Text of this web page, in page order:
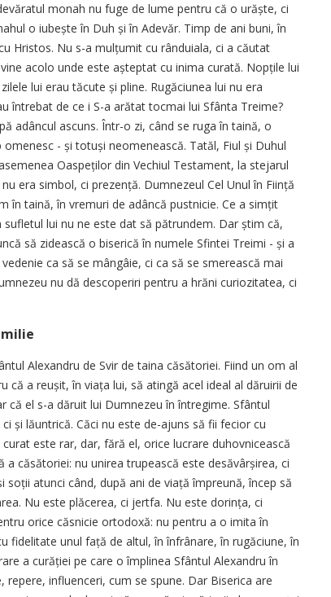
monah nu fuge de lume pentru că o urăște, ci
o iubește în Duh și în Adevăr. Timp de ani buni, în
Hristos. Nu s-a mulțumit cu rânduiala, ci a căutat
acolo unde este așteptat cu inima curată. Nopțile lui
lui erau tăcute și pline. Rugăciunea lui nu era
întrebat de ce i S-a arătat tocmai lui Sfânta Treime?
adâncul ascuns. Într-o zi, când se ruga în taină, o
- și totuși neomenească. Tatăl, Fiul și Duhul
Oaspeților din Vechiul Testament, la stejarul
era simbol, ci prezență. Dumnezeul Cel Unul în Ființă
în taină, în vremuri de adâncă pustnicie. Ce a simțit
lui nu ne este dat să pătrundem. Dar știm că,
să zidească o biserică în numele Sfintei Treimi - și a
ca să se mângâie, ci ca să se smerească mai
nu dă descoperiri pentru a hrăni curiozitatea, ci
Alexandru de Svir de taina căsătoriei. Fiind un om al
a reușit, în viața lui, să atingă acel ideal al dăruirii de
că el s-a dăruit lui Dumnezeu în întregime. Sfântul
și lăuntrică. Căci nu este de-ajuns să fii ­fecior cu
este rar, dar, fără el, orice lucrare duhovnicească
căsătoriei: nu unirea trupească este desăvârșirea, ci
atunci când, după ani de viață împreună, încep să
Nu este plăcerea, ci jertfa. Nu este dorința, ci
orice căsnicie ortodoxă: nu pentru a o imita în
fidelitate unul față de altul, în înfrânare, în rugăciune, în
a curăției pe care o împlinea Sfântul Alexandru în
influenceri, cum se spune. Dar Biserica are